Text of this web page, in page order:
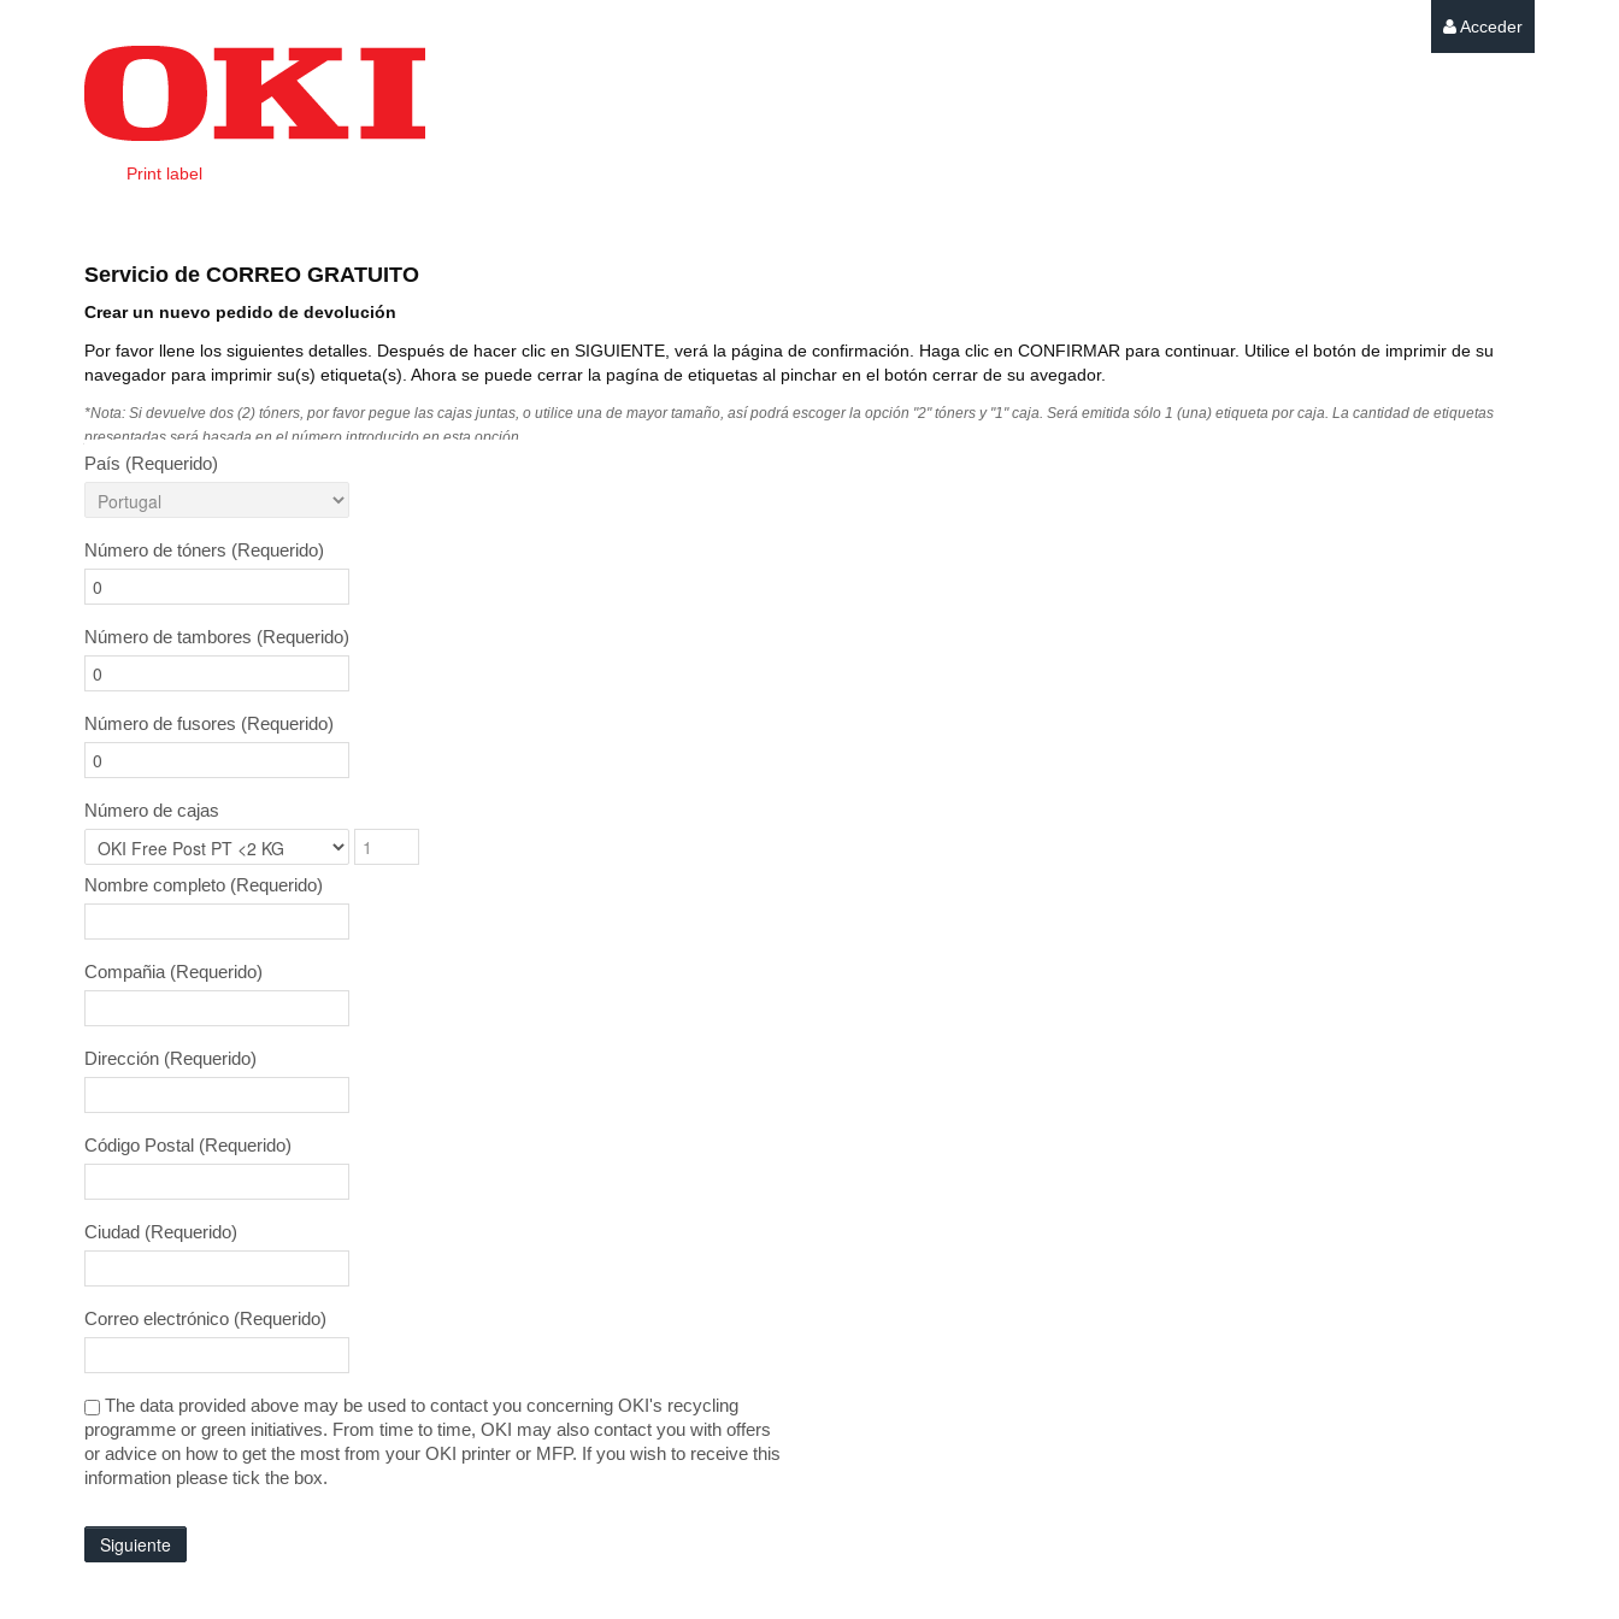
Acceder
Create Order PT
Print label
Servicio de CORREO GRATUITO
Crear un nuevo pedido de devolución
Por favor llene los siguientes detalles. Después de hacer clic en SIGUIENTE, verá la página de confirmación. Haga clic en CONFIRMAR para continuar. Utilice el botón de imprimir de su
navegador para imprimir su(s) etiqueta(s). Ahora se puede cerrar la pagína de etiquetas al pinchar en el botón cerrar de su avegador.
*Nota: Si devuelve dos (2) tóners, por favor pegue las cajas juntas, o utilice una de mayor tamaño, así podrá escoger la opción "2" tóners y "1" caja. Será emitida sólo 1 (una) etiqueta por caja. La cantidad de etiquetas
presentadas será basada en el número introducido en esta opción.
País (Requerido)
Número de tóners (Requerido)
Número de tambores (Requerido)
Número de fusores (Requerido)
Número de cajas
Nombre completo (Requerido)
Compañia (Requerido)
Dirección (Requerido)
Código Postal (Requerido)
Ciudad (Requerido)
Correo electrónico (Requerido)
The data provided above may be used to contact you concerning OKI's recycling
programme or green initiatives. From time to time, OKI may also contact you with offers
or advice on how to get the most from your OKI printer or MFP. If you wish to receive this
information please tick the box.
Siguiente